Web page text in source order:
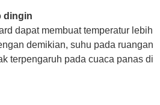
dingin
dapat membuat temperatur lebih
demikian, suhu pada ruangan
terpengaruh pada cuaca panas di